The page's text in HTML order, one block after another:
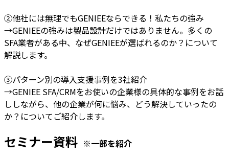
②他社には無理でもGENIEEならできる！私たちの強み
→GENIEEの強みは製品設計だけではありません。多くの
SFA業者がある中、なぜGENIEEが選ばれるのか？について
解説します。
③パターン別の導入支援事例を3社紹介
→GENIEE SFA/CRMをお使いの企業様の具体的な事例をお話
ししながら、他の企業が何に悩み、どう解決していったの
か？についてご紹介します。
セミナー資料 ※一部を紹介